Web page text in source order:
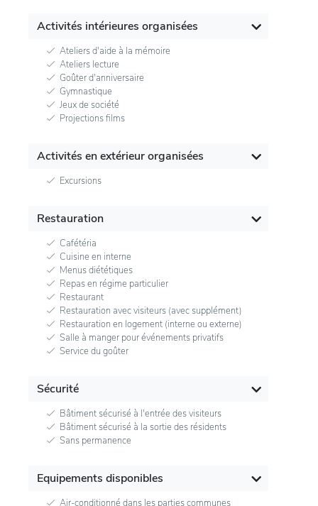
Activités intérieures organisées
Ateliers d'aide à la mémoire
Ateliers lecture
Goûter d'anniversaire
Gymnastique
Jeux de société
Projections films
Activités en extérieur organisées
Excursions
Restauration
Cafétéria
Cuisine en interne
Menus diététiques
Repas en régime particulier
Restaurant
Restauration avec visiteurs (avec supplément)
Restauration en logement (interne ou externe)
Salle à manger pour événements privatifs
Service du goûter
Sécurité
Bâtiment sécurisé à l'entrée des visiteurs
Bâtiment sécurisé à la sortie des résidents
Sans permanence
Equipements disponibles
Air-conditionné dans les parties communes